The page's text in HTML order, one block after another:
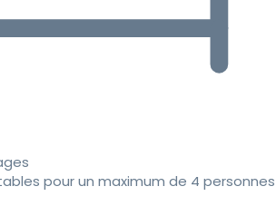
pour un maximum de 4 personnes